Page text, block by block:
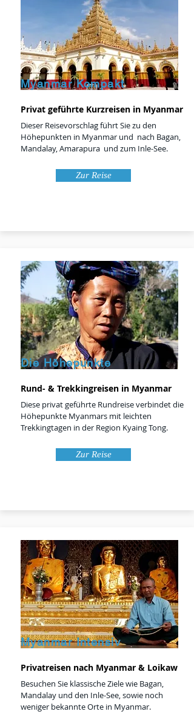
Myanmar Kompakt
Privat geführte Kurzreisen in Myanmar
Dieser Reisevorschlag führt Sie zu den
Höhepunkten in Myanmar und nach Bagan,
Mandalay, Amarapura und zum Inle-See.
Zur Reise
Die Höhepunkte
Rund- & Trekkingreisen in Myanmar
Diese privat geführte Rundreise verbindet die
Höhepunkte Myanmars mit leichten
Trekkingtagen in der Region Kyaing Tong.
Zur Reise
Myanmar Intensiv
Privatreisen nach Myanmar & Loikaw
Besuchen Sie klassische Ziele wie Bagan,
Mandalay und den Inle-See, sowie noch
weniger bekannte Orte in Myanmar.